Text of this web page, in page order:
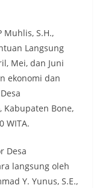
Muhlis, S.H.,
Langsung
Mei, dan Juni
ekonomi dan
Kabupaten Bone,
WITA.
Desa
langsung oleh
Y. Yunus, S.E.,